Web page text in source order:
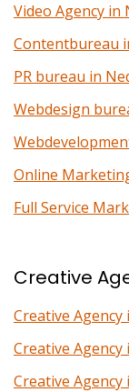
Video Agency in
Contentbureau
PR bureau in
Webdesign
Online
Full Service
Creative
Creative
Creative Agency
Creative Agency